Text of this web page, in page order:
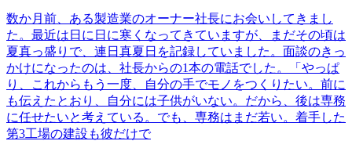
数か月前、ある製造業のオーナー社長にお会いしてきまし
た。最近は日に日に寒くなってきていますが、まだその頃は
夏真っ盛りで、連日真夏日を記録していました。面談のきっ
かけになったのは、社長からの1本の電話でした。「やっぱ
り、これからもう一度、自分の手でモノをつくりたい。前に
も伝えたとおり、自分には子供がいない。だから、後は専務
に任せたいと考えている。でも、専務はまだ若い。着手した
第3工場の建設も彼だけで